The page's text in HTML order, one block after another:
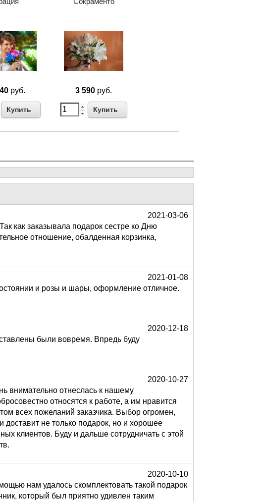
руб.
Купить
3 590 руб.
Купить
2021-03-06
как заказывала подарок сестре ко Дню
отношение, обалденная корзинка,
2021-01-08
и розы и шары, оформление отличное.
2020-12-18
были вовремя. Впредь буду
2020-10-27
внимательно отнеслась к нашему
относятся к работе, а им нравится
всех пожеланий заказчика. Выбор огромен,
не только подарок, но и хорошее
клиентов. Буду и дальше сотрудничать с этой
2020-10-10
нам удалось скомплектовать такой подарок
который был приятно удивлен таким